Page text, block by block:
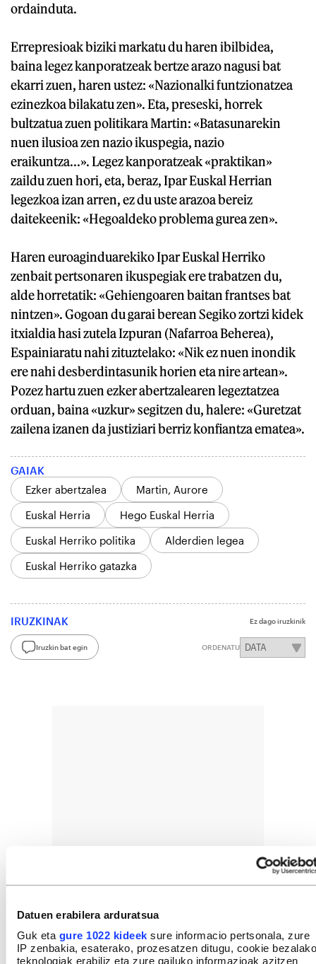
Datuen erabilera arduratsua
Guk eta gure 1022 kideek sure informacio pertsonala, zure
IP zenbakia, esaterako, prozesatzen ditugu, cookie bezalako
teknologiak erabiliz eta zure gailuko informazioak azitzen
ordainduta.
Errepresioak biziki markatu du haren ibilbidea,
baina legez kanporatzeak bertze arazo nagusi bat
ekarri zuen, haren ustez: «Nazionalki funtzionatzea
ezinezkoa bilakatu zen». Eta, preseski, horrek
bultzatua zuen politikara Martin: «Batasunarekin
nuen ilusioa zen nazio ikuspegia, nazio
eraikuntza...». Legez kanporatzeak «praktikan»
zaildu zuen hori, eta, beraz, Ipar Euskal Herrian
legezkoa izan arren, ez du uste arazoa bereiz
daitekeenik: «Hegoaldeko problema gurea zen».
Haren euroaginduarekiko Ipar Euskal Herriko
zenbait pertsonaren ikuspegiak ere trabatzen du,
alde horretatik: «Gehiengoaren baitan frantses bat
nintzen». Gogoan du garai berean Segiko zortzi kidek
itxialdia hasi zutela Izpuran (Nafarroa Beherea),
Espainiaratu nahi zituztelako: «Nik ez nuen inondik
ere nahi desberdintasunik horien eta nire artean».
Pozez hartu zuen ezker abertzalearen legeztatzea
orduan, baina «uzkur» segitzen du, halere: «Guretzat
zailena izanen da justiziari berriz konfiantza ematea».
GAIAK
Ezker abertzalea
Martin, Aurore
Euskal Herria
Hego Euskal Herria
Euskal Herriko politika
Alderdien legea
Euskal Herriko gatazka
IRUZKINAK Ez dago iruzkinik
Iruzkin bat egin ORDENATU